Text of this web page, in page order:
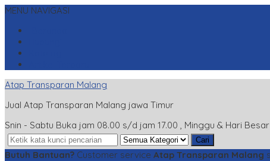
MENU NAVIGASI
Atap Transparan Malang
Jual Atap Transparan Malang jawa Timur
Snin - Sabtu Buka jam 08.00 s/d jam 17.00 , Minggu & Hari Besar
Cari
Butuh Bantuan? Customer service Atap Transparan Malang